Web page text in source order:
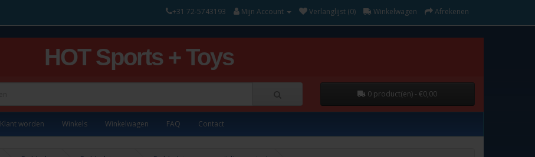
+31 72-5743193 Mijn Account Verlanglijst (0) Winkelwagen Afrekenen
HOT Sports + Toys
0 product(en) - €0,00
Klant worden Winkels Winkelwagen FAQ Contact